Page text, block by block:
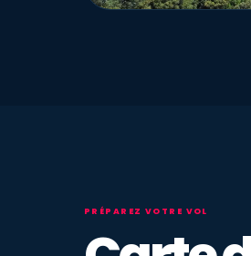
PRÉPAREZ VOTRE VOL